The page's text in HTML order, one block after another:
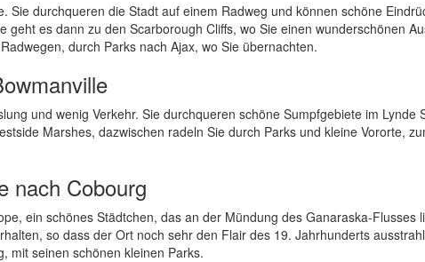
Sie durchqueren die Stadt auf einem Radweg und können schöne
geht es dann zu den Scarborough Cliffs, wo Sie einen wunderschönen
durch Parks nach Ajax, wo Sie übernachten.
und wenig Verkehr. Sie durchqueren schöne Sumpfgebiete im Lynde
Marshes, dazwischen radeln Sie durch Parks und kleine Vororte,
nach Cobourg
ein schönes Städtchen, das an der Mündung des Ganaraska-Flusses
so dass der Ort noch sehr den Flair des 19. Jahrhunderts
mit seinen schönen kleinen Parks.